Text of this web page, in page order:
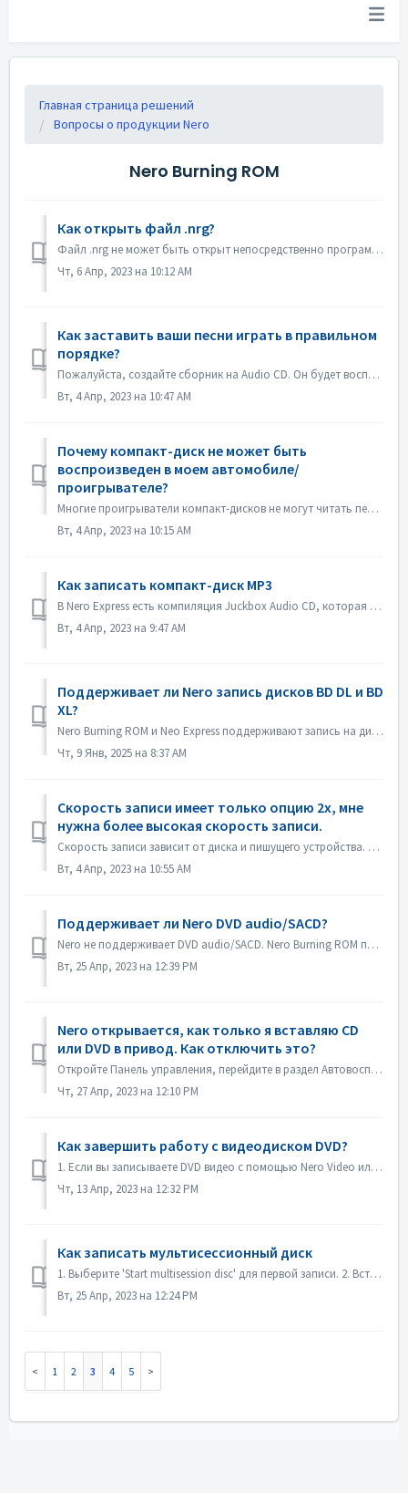
Главная страница решений
Вопросы о продукции Nero
Nero Burning ROM
Как открыть файл .nrg?
Файл .nrg не может быть открыт непосредственно программой Nero Burning ROM. Вы можете записать файл nrg на диск с помощью Nero Burning ROM. Или использоват...
Чт, 6 Апр, 2023 на 10:12 AM
Как заставить ваши песни играть в правильном
порядке?
Пожалуйста, создайте сборник на Audio CD. Он будет воспроизводиться в том порядке, в котором вы добавили файлы. Если вы создадите другой сборник, который бу...
Вт, 4 Апр, 2023 на 10:47 AM
Почему компакт-диск не может быть
воспроизведен в моем автомобиле/
проигрывателе?
Многие проигрыватели компакт-дисков не могут читать перезаписываемые компакт-диски (CD-RW). Поэтому для записи Audio CD следует использовать обычные CD-ROM.
Вт, 4 Апр, 2023 на 10:15 AM
Как записать компакт-диск MP3
В Nero Express есть компиляция Juckbox Audio CD, которая создает CD со всеми вашими любимыми файлами MP3, WMA или Nero AAC, которые могут быть воспроизведен...
Вт, 4 Апр, 2023 на 9:47 AM
Поддерживает ли Nero запись дисков BD DL и BD
XL?
Nero Burning ROM и Neo Express поддерживают запись на диски BD DL (50 ГБ) и BD XL (100 ГБ и 128 ГБ). Nero Video поддерживает запись на диски BD DL (50 ГБ). ...
Чт, 9 Янв, 2025 на 8:37 AM
Скорость записи имеет только опцию 2x, мне
нужна более высокая скорость записи.
Скорость записи зависит от диска и пишущего устройства. Nero Burning ROM автоматически определяет устройство записи дисков и диск и указывает доступную скор...
Вт, 4 Апр, 2023 на 10:55 AM
Поддерживает ли Nero DVD audio/SACD?
Nero не поддерживает DVD audio/SACD. Nero Burning ROM поддерживает только запись аудио CD в 44100 гц.
Вт, 25 Апр, 2023 на 12:39 PM
Nero открывается, как только я вставляю CD
или DVD в привод. Как отключить это?
Откройте Панель управления, перейдите в раздел Автовоспроизведение. Найдите настройку каждого DVD или CD. Установите значение "Спрашивать меня каждый р...
Чт, 27 Апр, 2023 на 12:10 PM
Как завершить работу с видеодиском DVD?
1. Если вы записываете DVD видео с помощью Nero Video или Nero Burning ROM, диск будет финализирован автоматически и будет воспроизводиться на большинстве п...
Чт, 13 Апр, 2023 на 12:32 PM
Как записать мультисессионный диск
1. Выберите 'Start multisession disc' для первой записи. 2. Вставьте записанный диск снова. Выберите "Продолжить мультисессионный диск&qu...
Вт, 25 Апр, 2023 на 12:24 PM
1 2 3 4 5